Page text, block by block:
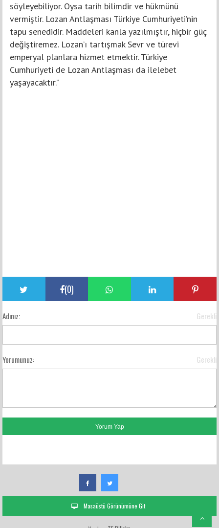
söyleyebiliyor. Oysa tarih bilimdir ve hükmünü
vermiştir. Lozan Antlaşması Türkiye Cumhuriyeti’nin
tapu senedidir. Maddeleri kanla yazılmıştır, hiçbir güç
değiştiremez. Lozan’ı tartışmak Sevr ve türevi
emperyal planlara hizmet etmektir. Türkiye
Cumhuriyeti de Lozan Antlaşması da ilelebet
yaşayacaktır.”
(0)
Adınız: Gerekli
Yorumunuz: Gerekli
Masaüstü Görünümüne Git